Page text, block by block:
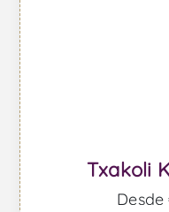
Txakoli
Desde